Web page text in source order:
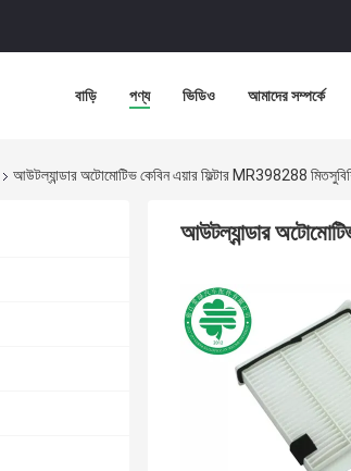
বাড়ি পণ্য ভিডিও আমাদের সম্পর্কে
আউটল্যান্ডার অটোমোটিভ কেবিন এয়ার ফিল্টার MR398288 মিতসুবিশি
আউটল্যান্ডার